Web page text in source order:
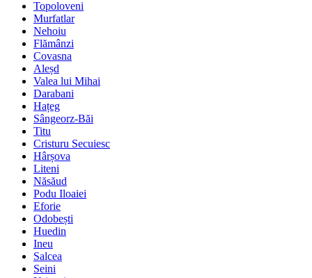
Topoloveni
Murfatlar
Nehoiu
Flămânzi
Covasna
Aleșd
Valea lui Mihai
Darabani
Hațeg
Sângeorz-Băi
Titu
Cristuru Secuiesc
Hârșova
Liteni
Năsăud
Podu Iloaiei
Eforie
Odobești
Huedin
Ineu
Salcea
Seini